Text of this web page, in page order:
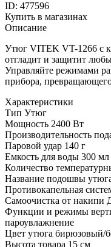
ID: 477596
Купить в магазинах
Описание
Утюг VITEK VT-1266 с
отгладит и защитит
Управляйте режимами
прибора,
Характеристики
Тип Утюг
Мощность 2400 Вт
Производительность
Паровой удар 140 г
Емкость для воды 300 мл
Количество
Название подошвы
Противокапельная
Самоочистка от накипи
Функции и режимы
пароувлажнение
Цвет утюга бирюзовый/
Высота товара 15 см